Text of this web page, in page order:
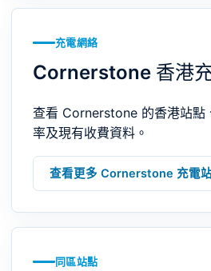
充電網絡
Cornerstone 香港
查看 Cornerstone 的香港站點
率及現有收費資料。
查看更多 Cornerstone 充電
同區站點